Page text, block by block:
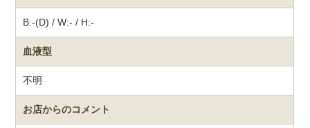
B:-(D) / W:- / H:-
血液型
不明
お店からのコメント